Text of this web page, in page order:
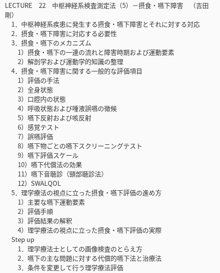
LECTURE 22 中枢神経系検査測定法（5）－摂食・嚥下障害 （吉田
剛）
1．中枢神経系疾患に発生する摂食・嚥下障害とそれに対する対応
2．摂食・嚥下障害に対応する必要性
3．摂食・嚥下のメカニズム
1）摂食・嚥下の一連の流れと障害時期および運動要素
2）解剖学および運動学的知識の整理
4．摂食・嚥下障害に関する一般的な評価項目
1）評価の手法
2）全身状態
3）口腔内の状態
4）呼吸状態および唾液誤嚥の徴候
5）嚥下反射および咳反射
6）感覚テスト
7）誤嚥評価
8）嚥下物ごとの嚥下スクリーニングテスト
9）嚥下評価スケール
10）嚥下代償法の効果
11）嚥下音聴診（頸部聴診法）
12）SWALQOL
5．理学療法の視点に立った摂食・嚥下評価の進め方
1）主要な嚥下運動要素
2）評価手順
3）評価結果の解釈
4）理学療法の視点に立った摂食・嚥下評価の実際
Step up
1．理学療法士としての画像検査のとらえ方
2．嚥下の主な問題に対する代償的嚥下法と治療法
3．条件を変更して行う理学療法評価